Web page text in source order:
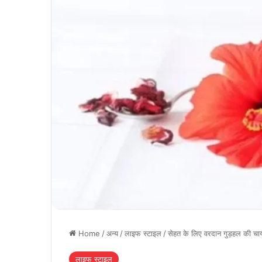
Home /अन्य/लाइफ स्टाइल/सेहत के लिए वरदान गुड़हल की
लाइफ स्टाइल